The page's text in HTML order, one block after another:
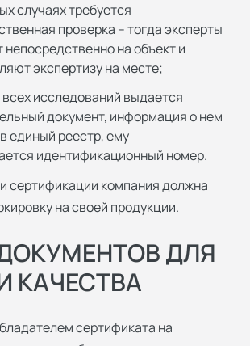
случаях требуется
проверка – тогда эксперты
на объект и
экспертизу на месте;
всех исследований выдается
документ, информация о нем
единый реестр, ему
идентификационный номер.
сертификации компания должна
на своей продукции.
ДЛЯ
КАЧЕСТВА
сертификата на